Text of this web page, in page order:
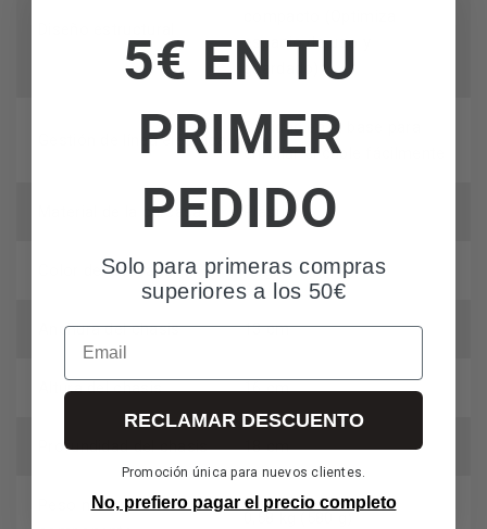
espacio de uso y
guardado)
Gestión de línea eléctrica
Cavidad en la base para
enrollar el cable fácilmente
Material de la carcasa Plástico
Color del acabado Negro
Anchura del chasis 13 cm
Altura del chasis 16 cm
Profundidad del chasis 18 cm
Peso neto del
0,58 kg (580 g)
5€ EN TU
PRIMER
PEDIDO
Solo para primeras compras
superiores a los 50€
Email
RECLAMAR DESCUENTO
Promoción única para nuevos clientes.
No, prefiero pagar el precio completo